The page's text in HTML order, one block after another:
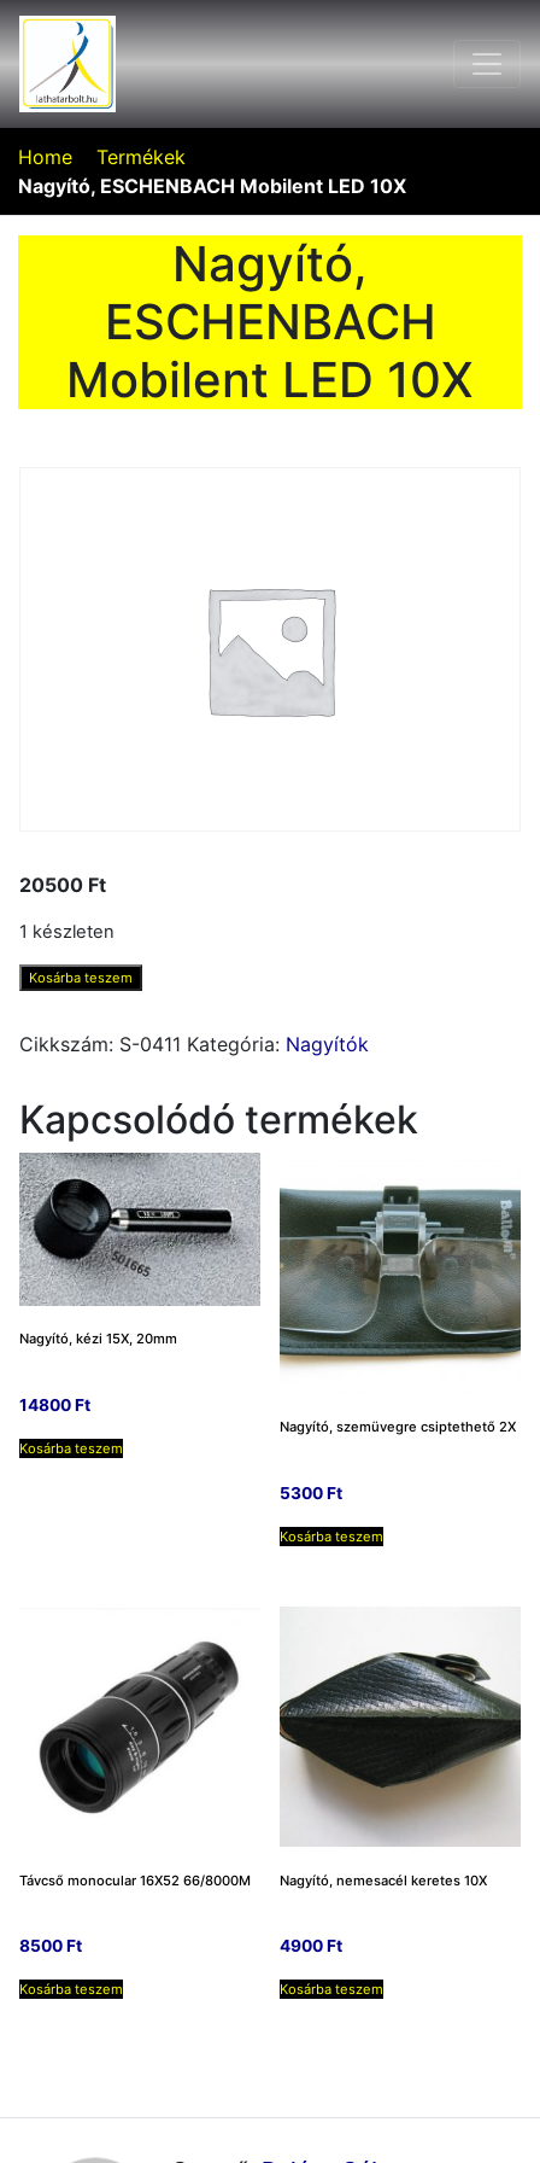
Home
Termékek
Nagyító, ESCHENBACH Mobilent LED 10X
Nagyító,
ESCHENBACH
Mobilent LED 10X
20500 Ft
1 készleten
Nagyító,
Mobilent
mennyiség
Kosárba teszem
Cikkszám: S-0411 Kategória: Nagyítók
Kapcsolódó termékek
Nagyító, kézi 15X, 20mm
14800Ft
Kosárba teszem
Nagyító, szemüvegre csiptethető 2X
5300Ft
Kosárba teszem
Távcső monocular 16X52 66/8000M
8500Ft
Kosárba teszem
Nagyító, nemesacél keretes 10X
4900Ft
Kosárba teszem